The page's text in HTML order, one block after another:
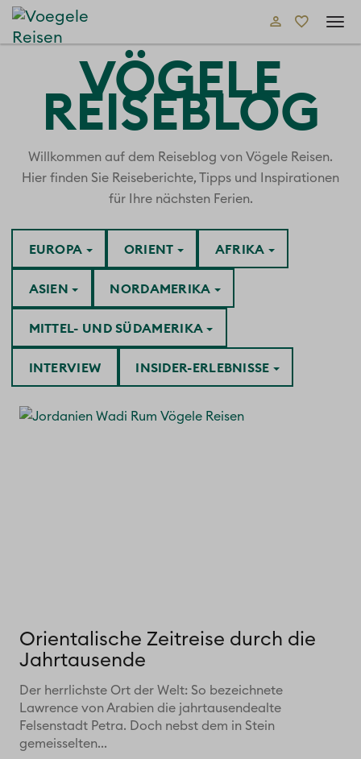
VÖGELE
REISEBLOG
Willkommen auf dem Reiseblog von Vögele Reisen.
Hier finden Sie Reiseberichte, Tipps und Inspirationen
für Ihre nächsten Ferien.
AFRIKA
ASIEN
EUROPA
INSIDER-ERLEBNISSE
INTERVIEW
MITTEL- UND SÜDAMERIKA
NORDAMERIKA
ORIENT
Orientalische Zeitreise durch die
Jahrtausende
Der herrlichste Ort der Welt: So bezeichnete
Lawrence von Arabien die jahrtausendealte
Felsenstadt Petra. Doch nebst dem in Stein
gemeisselten...